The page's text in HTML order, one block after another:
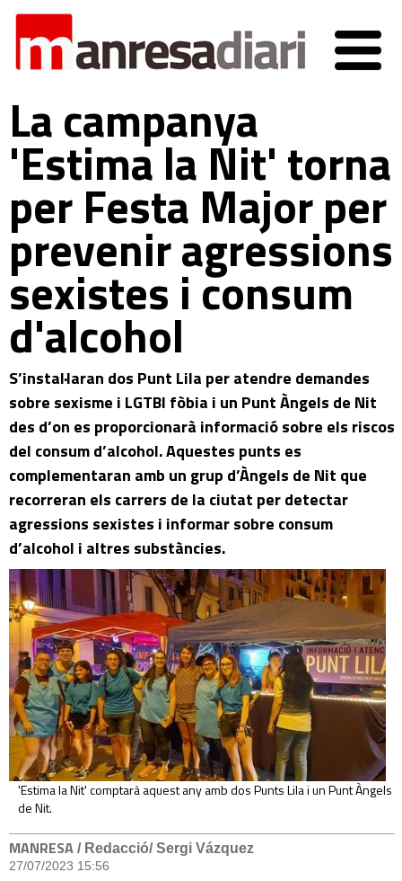
La campanya
'Estima la Nit' torna
per Festa Major per
prevenir agressions
sexistes i consum
d'alcohol
S’instal·laran dos Punt Lila per atendre demandes
sobre sexisme i LGTBI fòbia i un Punt Àngels de Nit
des d’on es proporcionarà informació sobre els riscos
del consum d’alcohol. Aquestes punts es
complementaran amb un grup d’Àngels de Nit que
recorreran els carrers de la ciutat per detectar
agressions sexistes i informar sobre consum
d’alcohol i altres substàncies.
'Estima la Nit' comptarà aquest any amb dos Punts Lila i un Punt Àngels
de Nit.
MANRESA / Redacció/ Sergi Vázquez
27/07/2023 15:56